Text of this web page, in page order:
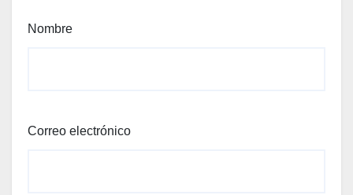
Nombre
Correo electrónico